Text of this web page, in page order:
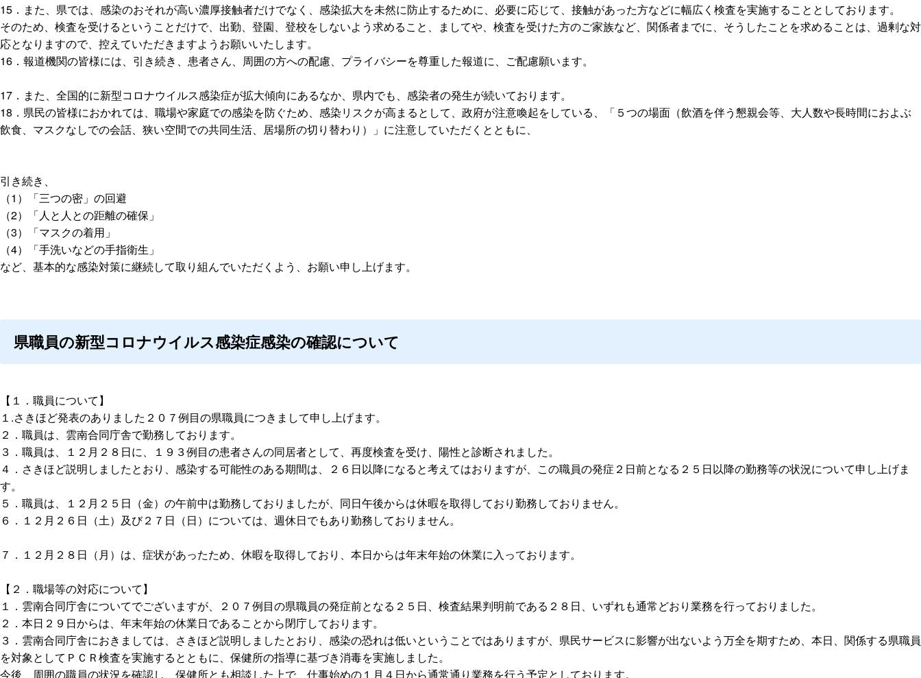
15．また、県では、感染のおそれが高い濃厚接触者だけでなく、感染拡大を未然に防止するために、必要に応じて、接触があった方などに幅広く検査を実施することとしております。
そのため、検査を受けるということだけで、出勤、登園、登校をしないよう求めること、ましてや、検査を受けた方のご家族など、関係者までに、そうしたことを求めることは、過剰な対
応となりますので、控えていただきますようお願いいたします。
16．報道機関の皆様には、引き続き、患者さん、周囲の方への配慮、プライバシーを尊重した報道に、ご配慮願います。
17．また、全国的に新型コロナウイルス感染症が拡大傾向にあるなか、県内でも、感染者の発生が続いております。
18．県民の皆様におかれては、職場や家庭での感染を防ぐため、感染リスクが高まるとして、政府が注意喚起をしている、「５つの場面（飲酒を伴う懇親会等、大人数や長時間におよぶ
飲食、マスクなしでの会話、狭い空間での共同生活、居場所の切り替わり）」に注意していただくとともに、
引き続き、
（1）「三つの密」の回避
（2）「人と人との距離の確保」
（3）「マスクの着用」
（4）「手洗いなどの手指衛生」
など、基本的な感染対策に継続して取り組んでいただくよう、お願い申し上げます。
県職員の新型コロナウイルス感染症感染の確認について
【１．職員について】
１.さきほど発表のありました２０７例目の県職員につきまして申し上げます。
２．職員は、雲南合同庁舎で勤務しております。
３．職員は、１２月２８日に、１９３例目の患者さんの同居者として、再度検査を受け、陽性と診断されました。
４．さきほど説明しましたとおり、感染する可能性のある期間は、２６日以降になると考えてはおりますが、この職員の発症２日前となる２５日以降の勤務等の状況について申し上げま
す。
５．職員は、１２月２５日（金）の午前中は勤務しておりましたが、同日午後からは休暇を取得しており勤務しておりません。
６．１２月２６日（土）及び２７日（日）については、週休日でもあり勤務しておりません。
７．１２月２８日（月）は、症状があったため、休暇を取得しており、本日からは年末年始の休業に入っております。
【２．職場等の対応について】
１．雲南合同庁舎についてでございますが、２０７例目の県職員の発症前となる２５日、検査結果判明前である２８日、いずれも通常どおり業務を行っておりました。
２．本日２９日からは、年末年始の休業日であることから閉庁しております。
３．雲南合同庁舎におきましては、さきほど説明しましたとおり、感染の恐れは低いということではありますが、県民サービスに影響が出ないよう万全を期すため、本日、関係する県職員
を対象としてＰＣＲ検査を実施するとともに、保健所の指導に基づき消毒を実施しました。
今後、周囲の職員の状況を確認し、保健所とも相談した上で、仕事始めの１月４日から通常通り業務を行う予定としております。